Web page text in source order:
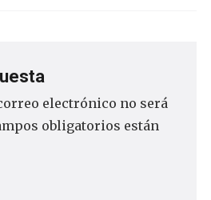
electrónico no será
obligatorios están